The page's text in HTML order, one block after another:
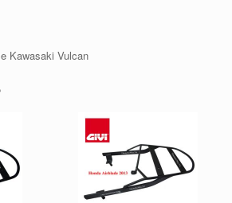
Kawasaki Vulcan